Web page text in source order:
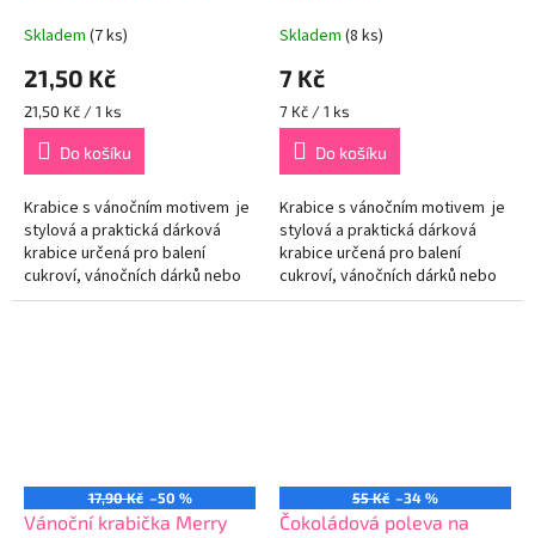
Skladem (7 ks)
21,50 Kč
Měrná
cena:
21,50 Kč / 1 ks
Do košíku
Krabice s vánočním motivem je
stylová a praktická dárková
krabice určená pro balení
cukroví, vánočních dárků nebo
jiných drobností.
Skladem (8 ks)
7 Kč
Měrná
cena:
7 Kč / 1 ks
Do košíku
Krabice s vánočním motivem je
stylová a praktická dárková
krabice určená pro balení
cukroví, vánočních dárků nebo
jiných drobností.
17,90 Kč –50 %
Vánoční krabička Merry
55 Kč –34 %
Čokoládová poleva na